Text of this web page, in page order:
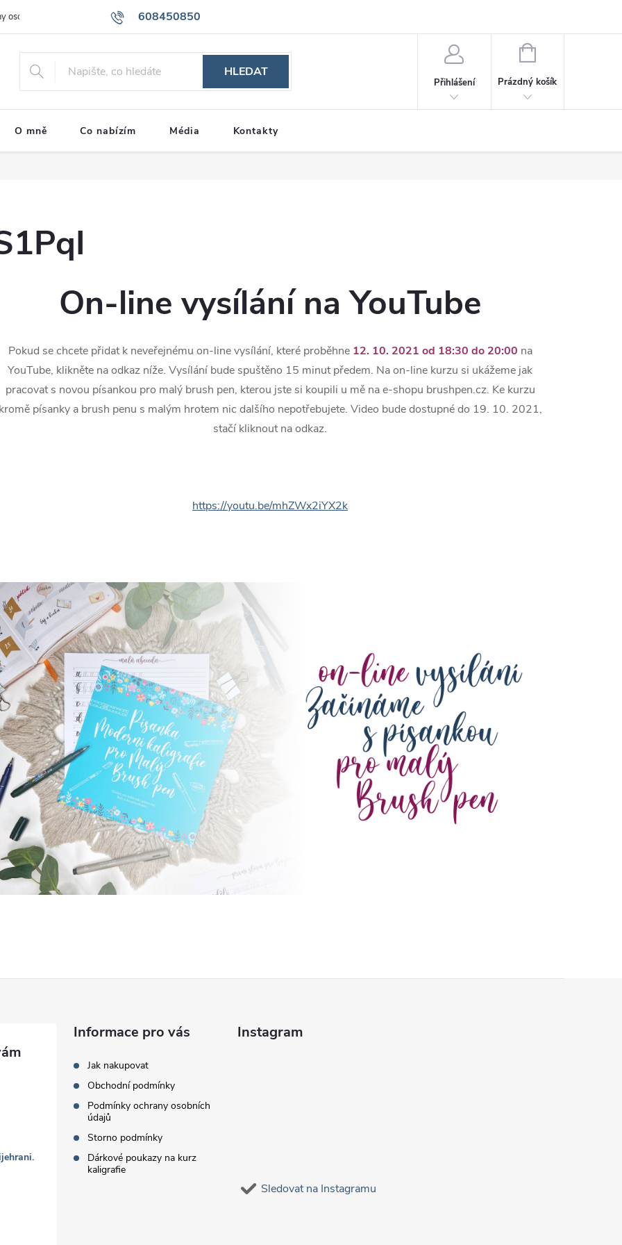
608450850
osobních údajů Storno podmínky Dárkové poukazy na kurz kaligrafie
HLEDAT
Přihlášení
NÁKUPNÍ
Prázdný košík
O mně Co nabízím Média Kontakty
On-line vysílání na YouTube
Pokud se chcete přidat k neveřejnému on-line vysílání, které proběhne 12. 10. 2021 od 18:30 do 20:00 na
YouTube, klikněte na odkaz níže. Vysílání bude spuštěno 15 minut předem. Na on-line kurzu si ukážeme jak
pracovat s novou písankou pro malý brush pen, kterou jste si koupili u mě na e-shopu brushpen.cz. Ke kurzu
písanky a brush penu s malým hrotem nic dalšího nepotřebujete. Video bude dostupné do 19. 10. 2021,
stačí kliknout na odkaz.
https://youtu.be/mhZWx2iYX2k
Informace pro vás
Jak nakupovat
Obchodní podmínky
Podmínky ochrany osobních
údajů
Storno podmínky
Dárkové poukazy na kurz
kaligrafie
Instagram
Sledovat na Instagramu